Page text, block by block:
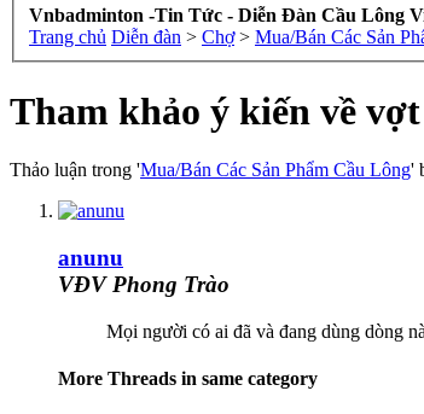
Vnbadminton -Tin Tức - Diễn Đàn Cầu Lông
Trang chủ Diễn đàn > Chợ > Mua/Bán Các Sản
Tham khảo ý kiến về
Thảo luận trong 'Mua/Bán Các Sản Phẩm Cầu Lông'
anunu
VĐV Phong Trào
Mọi người có ai đã và đang dùng dòng
More Threads in same category